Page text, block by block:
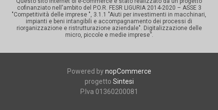
cofinanziato nell'ambito del P.O.R. FESR LIGURIA 2014-2020 – ASSE 3
"Competitività delle imprese ", 3.1.1 "Aiuti per investimenti in macchinari,
impianti e beni intangibili e accompagnamento dei processi di
riorganizzazione e ristrutturazione aziendale". Digitalizzazione delle
micro, piccole e medie imprese”.
Powered bynopCommerce
progetto Sintesi
P.Iva 01360200081